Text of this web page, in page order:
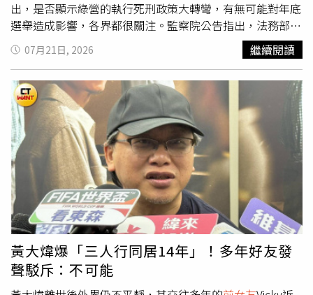
出，是否顯示綠營的執行死刑政策大轉彎，有無可能對年底
選舉造成影響，各界都很關注。監察院公告指出，法務部
114年4月16日發布修正「執行死刑規則」，但草案預告期
間僅有10日(如含例假日在內共14日)，不符合行政院秘書長
112年10月23日函釋得例外可縮短預告期間之情事，程序上
具有明顯重大瑕疵，對死刑犯提起特別救濟權利更為嚴格，
明顯牴觸憲法法庭113年憲判字第8號判決，以及公民與政
治權利國際公約第6條，且對執行死刑前應確認受刑人是否
有「受刑能力」，立法尚未修正就對黃麟凱執行死刑，嚴重
違反正當法律程序，確有重大違失案。去年遭執行死刑的黃
麟凱犯案時23歲，服役時不滿王姓前女友 堅決分手，王女並
向黃男索討20萬元借款，2013年10月1日下午，黃男戴頭套
潛入王家，先用童軍繩絞殺王母，埋伏屋內伴屍1小時，再
逼下班返家的王女打「分手砲」後，用童軍繩將她勒死。黃
男行凶後逃到頂樓水塔旁藏匿4個多小時，仍被警方逮獲，
黃男落網時提到王女，還冷冷回答：「勒到她的鼻血都噴出
來了！」令人不寒而慄，一、二審和更一審都判黃男死
07月21日, 2026 繼續閱讀
黃大煒爆「三人行同居14年」！多年好友發
聲駁斥：不可能